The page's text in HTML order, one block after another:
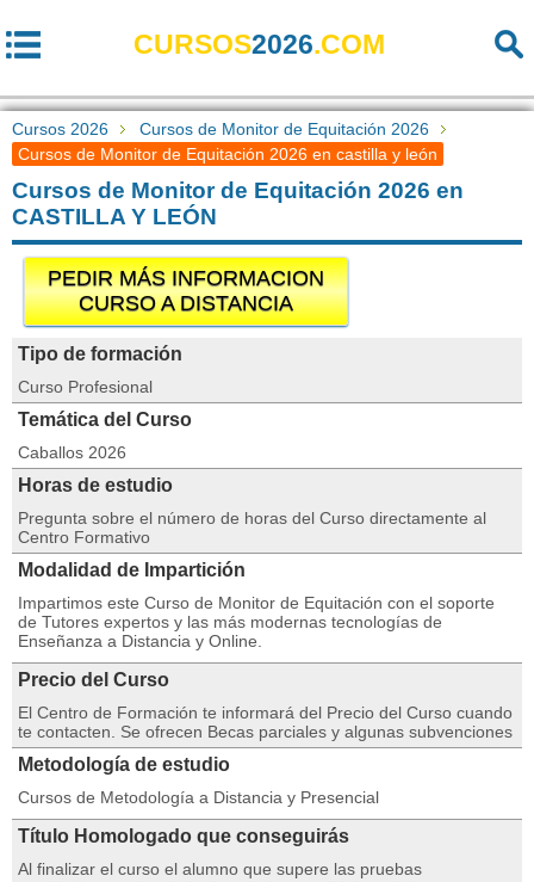
CURSOS2026.COM
Cursos 2026
Cursos de Monitor de Equitación 2026
Cursos de Monitor de Equitación 2026 en castilla y león
Cursos de Monitor de Equitación 2026 en
CASTILLA Y LEÓN
PEDIR MÁS INFORMACION
CURSO A DISTANCIA
Tipo de formación
Curso Profesional
Temática del Curso
Caballos 2026
Horas de estudio
Pregunta sobre el número de horas del Curso directamente al
Centro Formativo
Modalidad de Impartición
Impartimos este Curso de Monitor de Equitación con el soporte
de Tutores expertos y las más modernas tecnologías de
Enseñanza a Distancia y Online.
Precio del Curso
El Centro de Formación te informará del Precio del Curso cuando
te contacten. Se ofrecen Becas parciales y algunas subvenciones
Metodología de estudio
Cursos de Metodología a Distancia y Presencial
Título Homologado que conseguirás
Al finalizar el curso el alumno que supere las pruebas